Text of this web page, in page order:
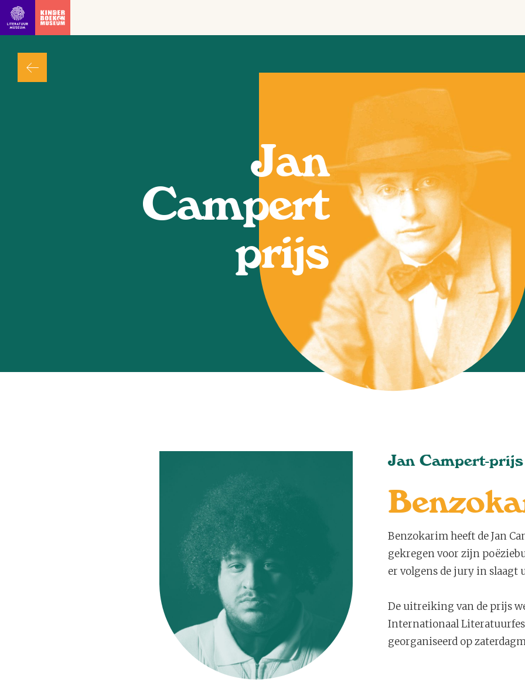
Ga direct naar inhoud
Jan
Campert
prijs
Jan Campert-
Benzokarim heeft de Jan
gekregen voor zijn
er volgens de jury in slaagt
De uitreiking van de prijs
Internationaal
georganiseerd op